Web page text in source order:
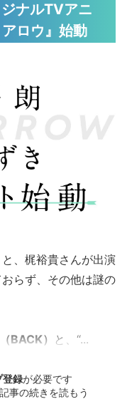
ナルTVアニ
ロウ』始動
、梶裕貴さんが出演
らず、その他は謎の
BACK） と、“...
登録が必要です
事の続きを読もう